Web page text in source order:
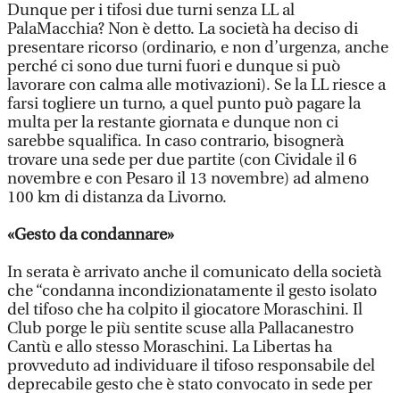
Dunque per i tifosi due turni senza LL al
PalaMacchia? Non è detto. La società ha deciso di
presentare ricorso (ordinario, e non d’urgenza, anche
perché ci sono due turni fuori e dunque si può
lavorare con calma alle motivazioni). Se la LL riesce a
farsi togliere un turno, a quel punto può pagare la
multa per la restante giornata e dunque non ci
sarebbe squalifica. In caso contrario, bisognerà
trovare una sede per due partite (con Cividale il 6
novembre e con Pesaro il 13 novembre) ad almeno
100 km di distanza da Livorno.
«Gesto da condannare»
In serata è arrivato anche il comunicato della società
che “condanna incondizionatamente il gesto isolato
del tifoso che ha colpito il giocatore Moraschini. Il
Club porge le più sentite scuse alla Pallacanestro
Cantù e allo stesso Moraschini. La Libertas ha
provveduto ad individuare il tifoso responsabile del
deprecabile gesto che è stato convocato in sede per